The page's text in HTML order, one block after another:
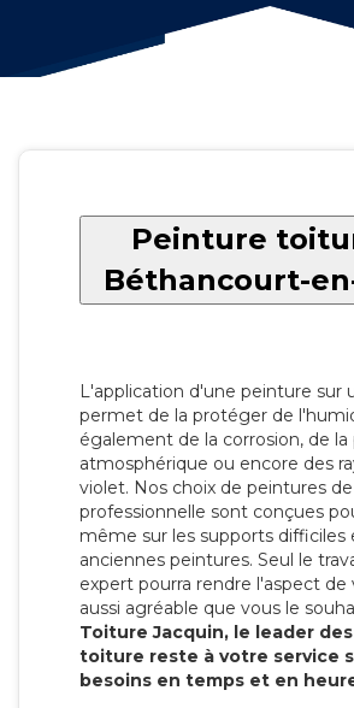
Peinture
Béthancourt-
L'application d'une peinture sur
permet de la protéger de
également de la corrosion, de la
atmosphérique ou encore des
violet. Nos choix de peintures
professionnelle sont conçues
même sur les supports difficiles
anciennes peintures. Seul le
expert pourra rendre l'aspect
aussi agréable que vous le
Toiture Jacquin, le leader
toiture reste à votre service
besoins en temps et en